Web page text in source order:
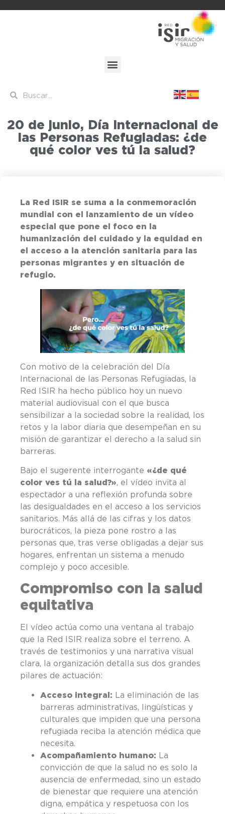
20 de junio, Día Internacional de
las Personas Refugiadas: ¿de
qué color ves tú la salud?
La Red ISIR se suma a la conmemoración
mundial con el lanzamiento de un vídeo
especial que pone el foco en la
humanización del cuidado y la equidad en
el acceso a la atención sanitaria para las
personas migrantes y en situación de
refugio.
Con motivo de la celebración del Día
Internacional de las Personas Refugiadas, la
Red ISIR ha hecho público hoy un nuevo
material audiovisual con el que busca
sensibilizar a la sociedad sobre la realidad, los
retos y la labor diaria que desempeñan en su
misión de garantizar el derecho a la salud sin
barreras.
Bajo el sugerente interrogante «¿de qué
color ves tú la salud?», el vídeo invita al
espectador a una reflexión profunda sobre
las desigualdades en el acceso a los servicios
sanitarios. Más allá de las cifras y los datos
burocráticos, la pieza pone rostro a las
personas que, tras verse obligadas a dejar sus
hogares, enfrentan un sistema a menudo
complejo y poco accesible.
Compromiso con la salud
equitativa
El vídeo actúa como una ventana al trabajo
que la Red ISIR realiza sobre el terreno. A
través de testimonios y una narrativa visual
clara, la organización detalla sus dos grandes
pilares de actuación:
Acceso integral: La eliminación de las
barreras administrativas, lingüísticas y
culturales que impiden que una persona
refugiada reciba la atención médica que
necesita.
Acompañamiento humano: La
convicción de que la salud no es solo la
ausencia de enfermedad, sino un estado
de bienestar que requiere una atención
digna, empática y respetuosa con los